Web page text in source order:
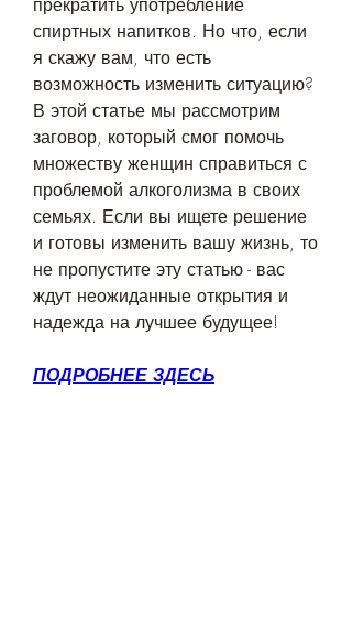
спиртных напитков. Но что, если
я скажу вам, что есть
возможность изменить ситуацию?
В этой статье мы рассмотрим
заговор, который смог помочь
множеству женщин справиться с
проблемой алкоголизма в своих
семьях. Если вы ищете решение
и готовы изменить вашу жизнь, то
не пропустите эту статью - вас
ждут неожиданные открытия и
надежда на лучшее будущее!
ПОДРОБНЕЕ ЗДЕСЬ